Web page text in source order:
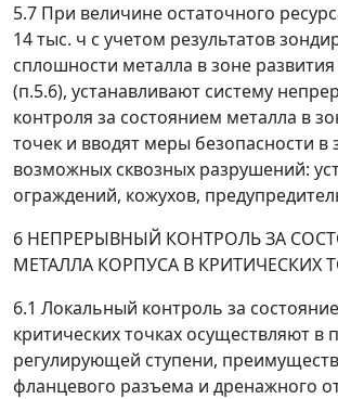
5.7 При величине остаточного
14 тыс. ч с учетом результатов
сплошности металла в зоне
(п.5.6), устанавливают систему
контроля за состоянием металла в
точек и вводят меры безопасности в
возможных сквозных разрушений:
ограждений, кожухов,
6 НЕПРЕРЫВНЫЙ КОНТРОЛЬ ЗА
МЕТАЛЛА КОРПУСА В КРИТИЧЕСКИХ
6.1 Локальный контроль за
критических точках осуществляют в
регулирующей ступени,
фланцевого разъема и дренажного